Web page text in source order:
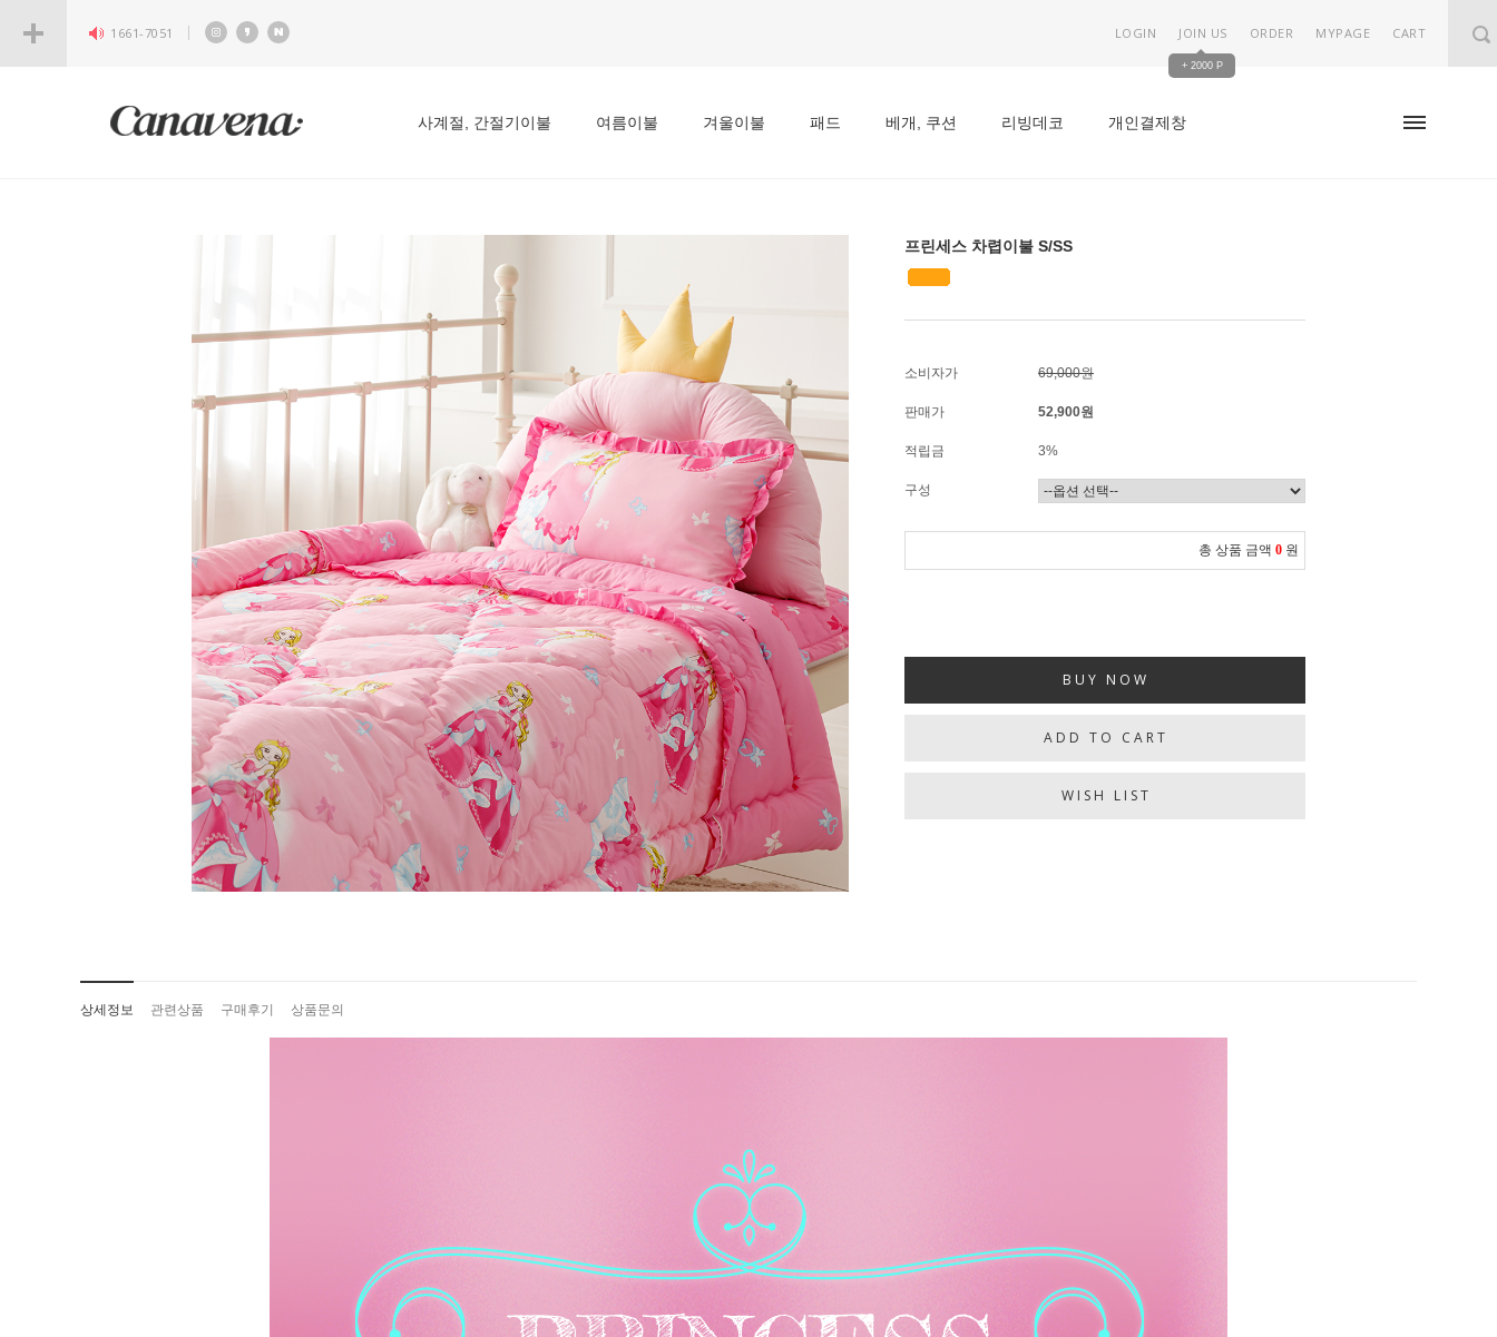
1661-7051 LOGIN JOIN US
+ 2000 P
ORDER MYPAGE CART
사계절, 간절기이불 여름이불 겨울이불 패드 베개, 쿠션 리빙데코 개인결제창
프린세스 차렵이불 S/SS
소비자가 69,000원
판매가 52,900원
적립금 3%
구성
총 상품 금액 0 원
BUY NOW
ADD TO CART
WISH LIST
상세정보 관련상품 구매후기 상품문의